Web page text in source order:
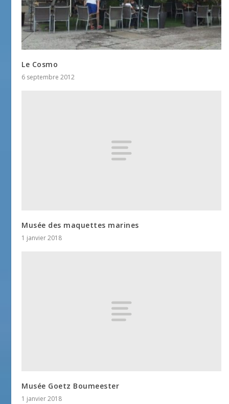
Le Cosmo
6 septembre 2012
Musée des maquettes marines
1 janvier 2018
Musée Goetz Boumeester
1 janvier 2018